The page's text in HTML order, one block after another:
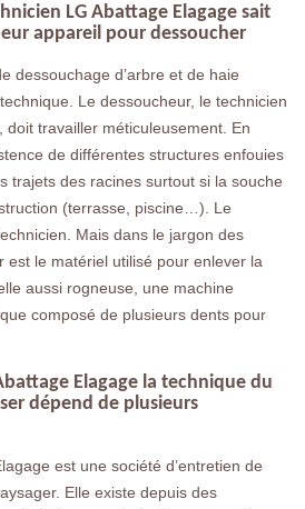
LG Abattage Elagage sait
appareil pour dessoucher
dessouchage d’arbre et de haie
Le dessoucheur, le technicien
doit travailler méticuleusement. En
de différentes structures enfouies
trajets des racines surtout si la souche
(terrasse, piscine…). Le
Mais dans le jargon des
est le matériel utilisé pour enlever la
aussi rogneuse, une machine
composé de plusieurs dents pour
Elagage la technique du
dépend de plusieurs
est une société d’entretien de
Elle existe depuis des